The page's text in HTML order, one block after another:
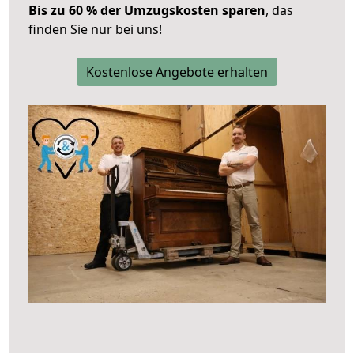
Bis zu 60 % der Umzugskosten sparen, das
finden Sie nur bei uns!
Kostenlose Angebote erhalten